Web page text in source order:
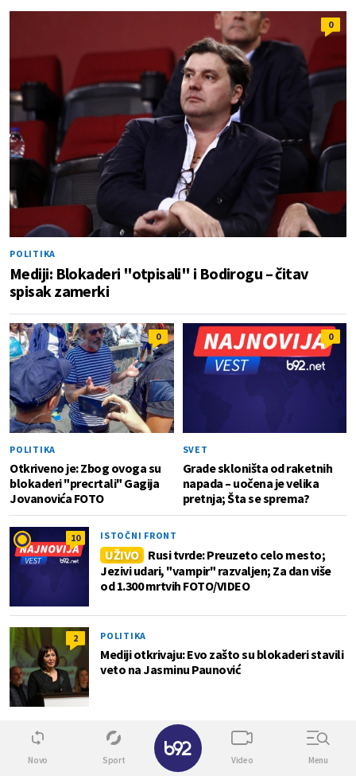
0
POLITIKA
Mediji: Blokaderi "otpisali" i Bodirogu – čitav
spisak zamerki
0
POLITIKA
Otkriveno je: Zbog ovoga su
blokaderi "precrtali" Gagija
Jovanovića FOTO
0
SVET
Grade skloništa od raketnih
napada – uočena je velika
pretnja; Šta se sprema?
10 ISTOČNI FRONT
UŽIVO
Rusi tvrde: Preuzeto celo mesto;
Jezivi udari, "vampir" razvaljen; Za dan više
od 1.300 mrtvih FOTO/VIDEO
2 POLITIKA
Mediji otkrivaju: Evo zašto su blokaderi stavili
veto na Jasminu Paunović
Biz
Novo Sport Video Menu
✕